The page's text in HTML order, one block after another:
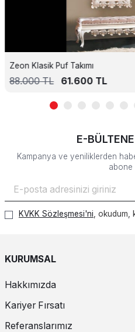
Zeon Klasik Puf Takımı
88.000TL 61.600TL
E-
Kampanya ve yeniliklerden
abone
KVKK Sözleşmesi'ni, okudum,
KURUMSAL
Hakkımızda
Kariyer Fırsatı
Referanslarımız